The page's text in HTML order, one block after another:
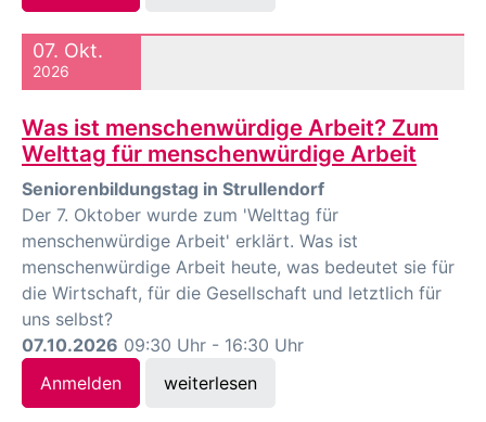
07. Okt.
2026
Was ist menschenwürdige Arbeit? Zum
Welttag für menschenwürdige Arbeit
Seniorenbildungstag in Strullendorf
Der 7. Oktober wurde zum 'Welttag für
menschenwürdige Arbeit' erklärt. Was ist
menschenwürdige Arbeit heute, was bedeutet sie für
die Wirtschaft, für die Gesellschaft und letztlich für
uns selbst?
07.10.2026 09:30 Uhr - 16:30 Uhr
Anmelden
weiterlesen